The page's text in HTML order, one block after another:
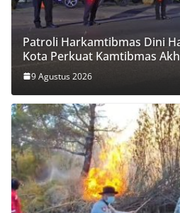
Patroli Harkamtibmas Dini
Kota Perkuat Kamtibmas
9 Agustus 2026